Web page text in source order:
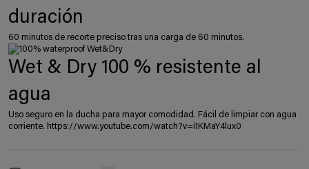
duración
60 minutos de recorte preciso tras una carga de 60 minutos.
Wet & Dry 100 % resistente al
agua
Uso seguro en la ducha para mayor comodidad. Fácil de limpiar con agua
corriente. https://www.youtube.com/watch?v=i1KMaY4lux0